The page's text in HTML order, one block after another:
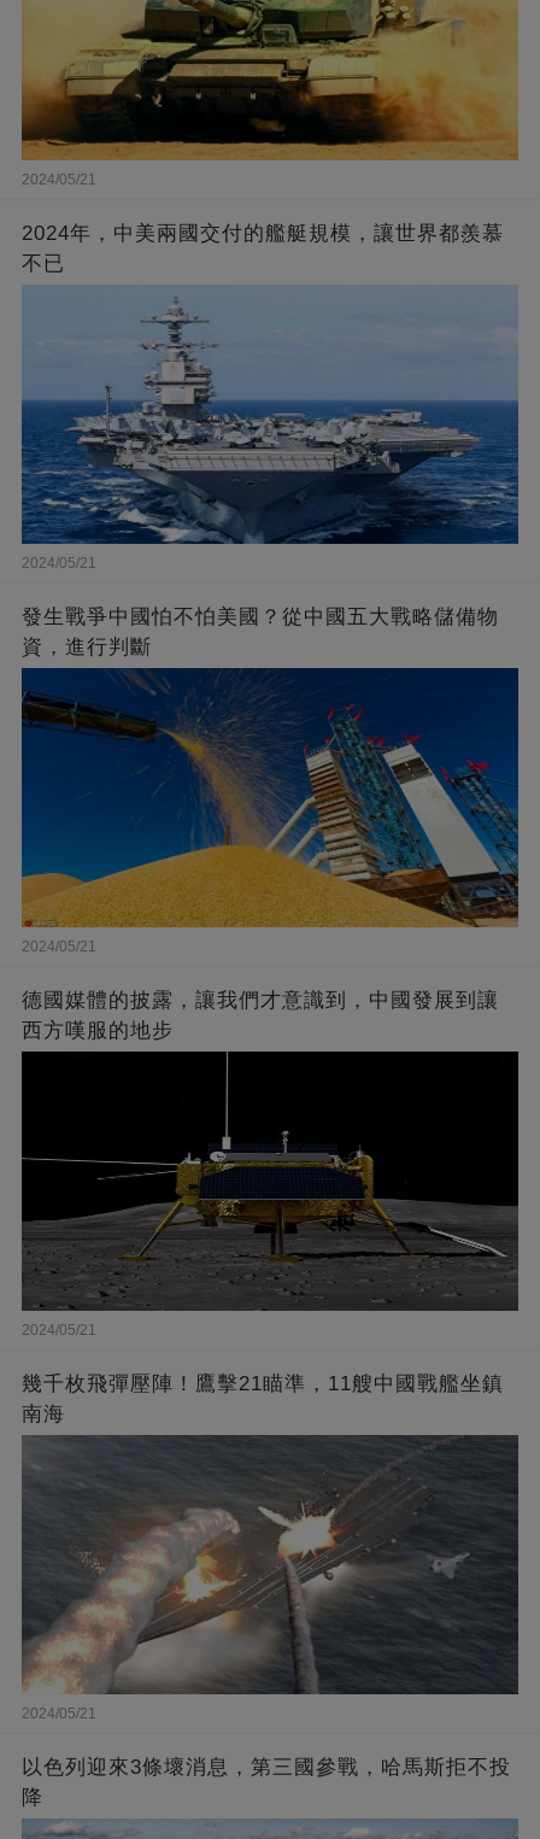
2024/05/21
2024年，中美兩國交付的艦艇規模，讓世界都羨慕
不已
2024/05/21
發生戰爭中國怕不怕美國？從中國五大戰略儲備物
資，進行判斷
2024/05/21
德國媒體的披露，讓我們才意識到，中國發展到讓
西方嘆服的地步
2024/05/21
幾千枚飛彈壓陣！鷹擊21瞄準，11艘中國戰艦坐鎮
南海
2024/05/21
以色列迎來3條壞消息，第三國參戰，哈馬斯拒不投
降